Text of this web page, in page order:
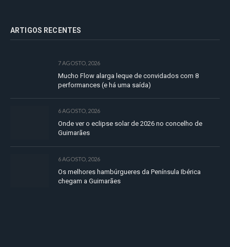
ARTIGOS RECENTES
7 AGOSTO, 2026
Mucho Flow alarga leque de convidados com 8
performances (e há uma saída)
6 AGOSTO, 2026
Onde ver o eclipse solar de 2026 no concelho de
Guimarães
6 AGOSTO, 2026
Os melhores hambúrgueres da Península Ibérica
chegam a Guimarães